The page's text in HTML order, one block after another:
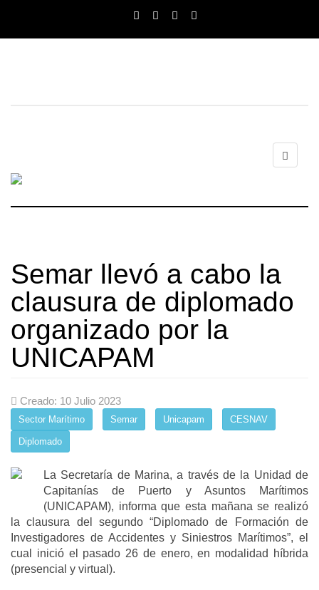
Semar llevó a cabo la
clausura de diplomado
organizado por la
UNICAPAM
Creado: 10 Julio 2023
Sector Marítimo Semar Unicapam CESNAV
Diplomado
La Secretaría de Marina, a través de la Unidad de
Capitanías de Puerto y Asuntos Marítimos
(UNICAPAM), informa que esta mañana se realizó
la clausura del segundo “Diplomado de Formación de
Investigadores de Accidentes y Siniestros Marítimos”, el
cual inició el pasado 26 de enero, en modalidad híbrida
(presencial y virtual).